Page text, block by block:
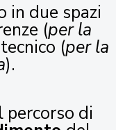
in due spazi
(per la
(per la
).
percorso di